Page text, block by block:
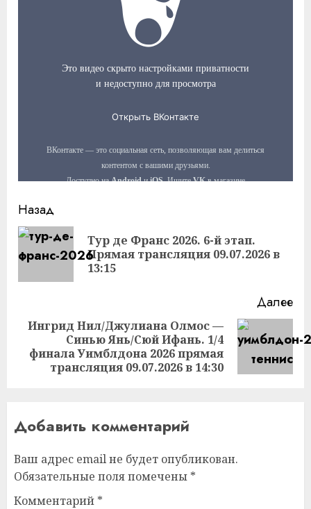
Продолжить
чтение
Назад
Тур де Франс 2026. 6-й этап.
Прямая трансляция 09.07.2026 в
13:15
Далее
Следующая
запись:
Ингрид Нил/Джулиана Олмос —
Синью Янь/Сюй Ифань. 1/4
финала Уимблдона 2026 прямая
трансляция 09.07.2026 в 14:30
Добавить комментарий
Ваш адрес email не будет опубликован.
Обязательные поля помечены *
Комментарий *